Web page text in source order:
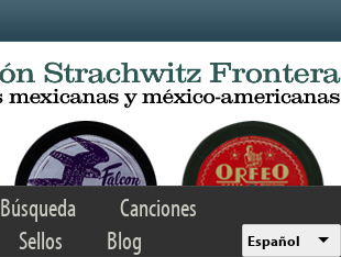
Búsqueda
Canciones
Sellos Blog Español